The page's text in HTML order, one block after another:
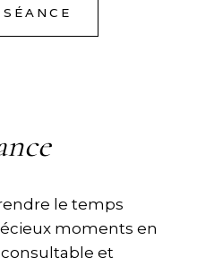
le temps
moments en
et